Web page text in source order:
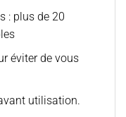
: plus de 20
éviter de vous
utilisation.